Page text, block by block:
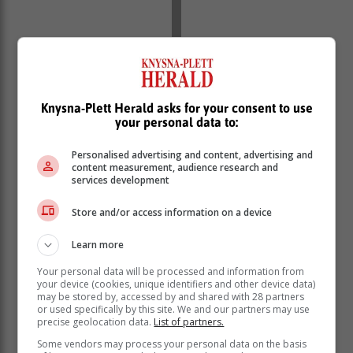
Knysna-Plett Herald asks for your consent to use
your personal data to:
Personalised advertising and content, advertising and
content measurement, audience research and
services development
Store and/or access information on a device
Learn more
Your personal data will be processed and information from
your device (cookies, unique identifiers and other device data)
may be stored by, accessed by and shared with 28 partners
or used specifically by this site. We and our partners may use
precise geolocation data. List of partners.
Some vendors may process your personal data on the basis